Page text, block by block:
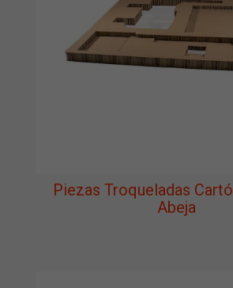
Piezas Troqueladas
Abeja